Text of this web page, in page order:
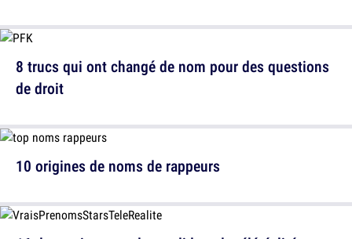
10 origines de noms de rappeurs
8 trucs qui ont changé de nom pour des questions
de droit